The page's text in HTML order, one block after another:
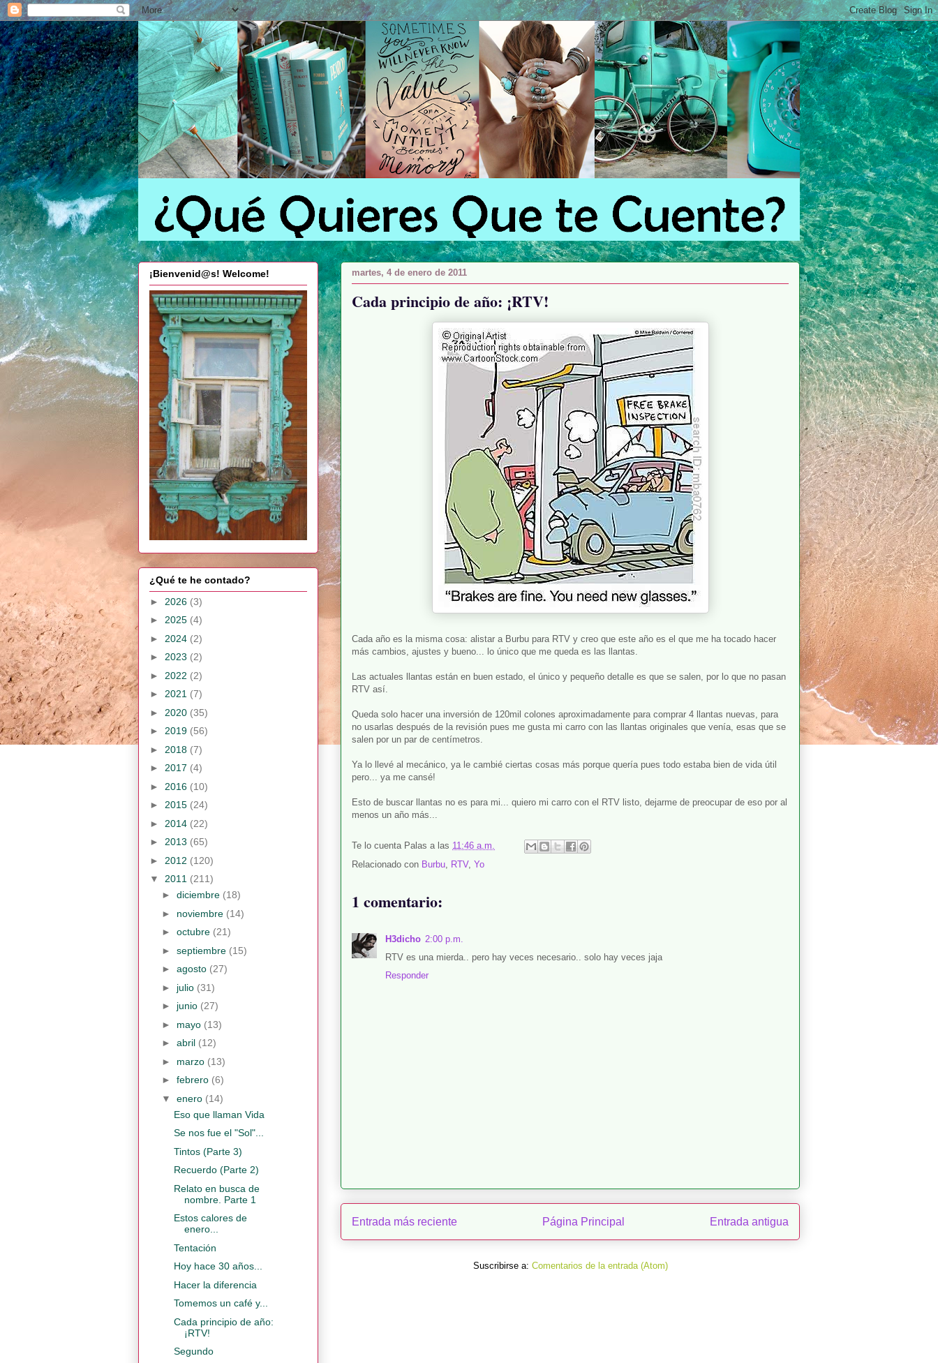
martes, 4 de enero de 2011
Cada principio de año: ¡RTV!
Cada año es la misma cosa: alistar a Burbu para RTV y creo que este año es el que me ha tocado hacer
más cambios, ajustes y bueno... lo único que me queda es las llantas.
Las actuales llantas están en buen estado, el único y pequeño detalle es que se salen, por lo que no pasan
RTV así.
Queda solo hacer una inversión de 120mil colones aproximadamente para comprar 4 llantas nuevas, para
no usarlas después de la revisión pues me gusta mi carro con las llantas originales que venía, esas que se
salen por un par de centímetros.
Ya lo llevé al mecánico, ya le cambié ciertas cosas más porque quería pues todo estaba bien de vida útil
pero... ya me cansé!
Esto de buscar llantas no es para mi... quiero mi carro con el RTV listo, dejarme de preocupar de eso por al
menos un año más...
Te lo cuenta Palas a las 11:46 a.m.
Relacionado con Burbu, RTV, Yo
1 comentario:
H3dicho 2:00 p.m.
RTV es una mierda.. pero hay veces necesario.. solo hay veces jaja
Responder
Entrada más reciente Entrada antigua
Página Principal
Suscribirse a: Comentarios de la entrada (Atom)
¡Bienvenid@s! Welcome!
¿Qué te he contado?
► 2026 (3)
► 2025 (4)
► 2024 (2)
► 2023 (2)
► 2022 (2)
► 2021 (7)
► 2020 (35)
► 2019 (56)
► 2018 (7)
► 2017 (4)
► 2016 (10)
► 2015 (24)
► 2014 (22)
► 2013 (65)
► 2012 (120)
▼ 2011 (211)
► diciembre (18)
► noviembre (14)
► octubre (21)
► septiembre (15)
► agosto (27)
► julio (31)
► junio (27)
► mayo (13)
► abril (12)
► marzo (13)
► febrero (6)
▼ enero (14)
Eso que llaman Vida
Se nos fue el "Sol"...
Tintos (Parte 3)
Recuerdo (Parte 2)
Relato en busca de
nombre. Parte 1
Estos calores de
enero...
Tentación
Hoy hace 30 años...
Hacer la diferencia
Tomemos un café y...
Cada principio de año:
¡RTV!
Segundo